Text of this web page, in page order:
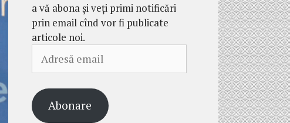
a vă abona și veți primi notificări
prin email cînd vor fi publicate
articole noi.
email
Abonare